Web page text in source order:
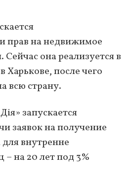
прав на недвижимое
она реализуется в
после чего
всю страну.
запускается
заявок на получение
внутренне
на 20 лет под 3%